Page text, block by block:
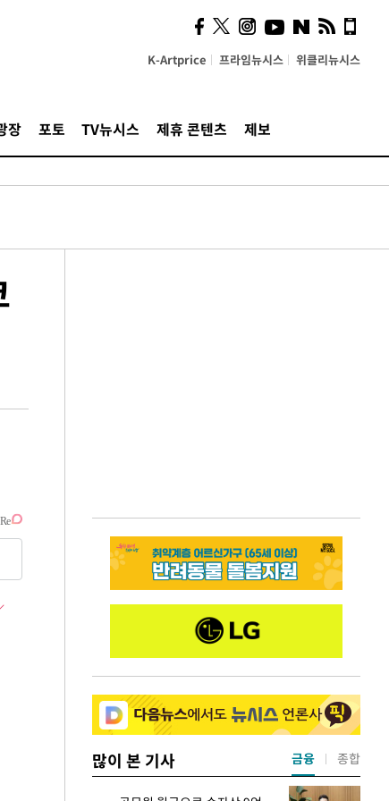
K-Artprice 프라임뉴시스 위클리뉴시스
장 포토 TV뉴시스 제휴 콘텐츠 제보
많이 본 기사 금융 종합